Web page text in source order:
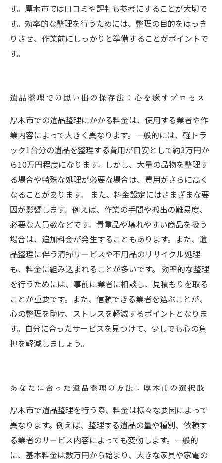
す。厚木市では口コミや評判も参考にすることが大切で
す。効率的な整理を行うためには、整理の目的をはっき
りさせ、作業前にしっかりと準備することがポイントで
す。
遺品整理での思い出の保存法：心を癒すプロセス
厚木市での遺品整理にかかる料金は、使用する業者や作
業内容によって大きく異なります。一般的には、軽トラ
ック1台分の遺品を整理する費用が目安として約3万円か
ら10万円程度になります。しかし、大量の品物を整理す
る場合や特殊な処理が必要な場合は、費用がさらに高く
なることがあります。 また、料金設定にはさまざまな要
因が影響します。例えば、作業の手間や搬出の難易度、
必要な人員数などです。貴重品や壊れやすい商品を扱う
場合は、追加料金が発生することもあります。また、遺
品整理に伴う清掃サービスや不用品のリサイクル処理
も、料金に組み込まれることが多いです。 効率的な整理
を行うためには、事前に業者に相談し、見積もりを取る
ことが重要です。また、信頼できる業者を選ぶことが、
心の整理を助け、ストレスを軽減するポイントとなりま
す。自分に合ったサービスを見つけて、少しでも心の負
担を軽減しましょう。
あなたに合った遺品整理の方法：厚木市の選択肢
厚木市で遺品整理を行う際、料金は様々な要因によって
異なります。例えば、整理する遺品の量や種別、依頼す
る業者のサービス内容によっても変動します。一般的
に、基本料金は数万円から始まり、大きな家具や家電の